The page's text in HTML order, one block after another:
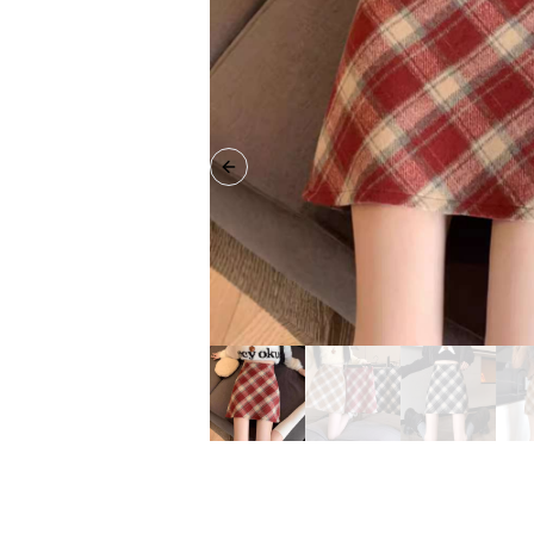
Previous slide